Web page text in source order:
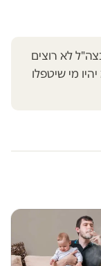
לא רוצים
מי שיטפלו